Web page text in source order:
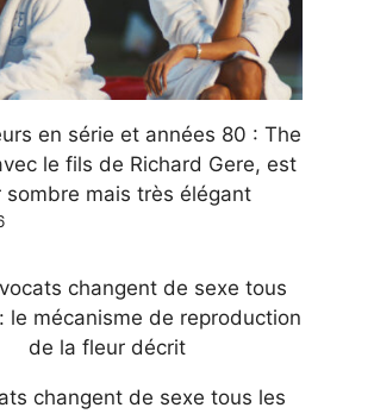
en série et années 80 : The
le fils de Richard Gere, est
sombre mais très élégant
changent de sexe tous les